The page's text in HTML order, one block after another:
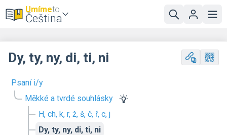
Umímeto
Čeština
Psaní i/y
Měkké a tvrdé souhlásky
H, ch, k, r, ž, š, č, ř, c, j
Dy, ty, ny, di, ti, ni
Dy, ty, ny, di, ti, ni